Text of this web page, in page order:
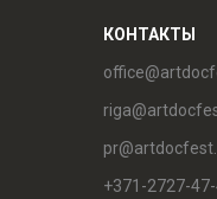
КОНТАКТЫ
+371-2727-